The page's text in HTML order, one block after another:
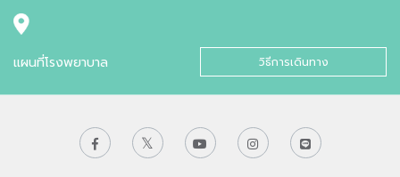
แผนที่โรงพยาบาล วิธีการเดินทาง